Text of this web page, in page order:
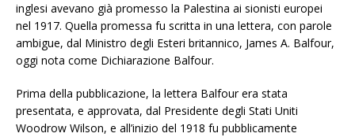
inglesi avevano già promesso la Palestina ai sionisti europei
nel 1917. Quella promessa fu scritta in una lettera, con parole
ambigue, dal Ministro degli Esteri britannico, James A. Balfour,
oggi nota come Dichiarazione Balfour.
Prima della pubblicazione, la lettera Balfour era stata
presentata, e approvata, dal Presidente degli Stati Uniti
Woodrow Wilson, e all’inizio del 1918 fu pubblicamente